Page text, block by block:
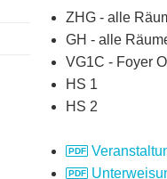
ZHG - alle
GH - alle
VG1C - Foyer
HS 1
HS 2